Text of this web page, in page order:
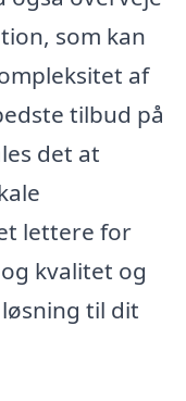
som kan
af
tilbud på
det at
lettere for
kvalitet og
til dit